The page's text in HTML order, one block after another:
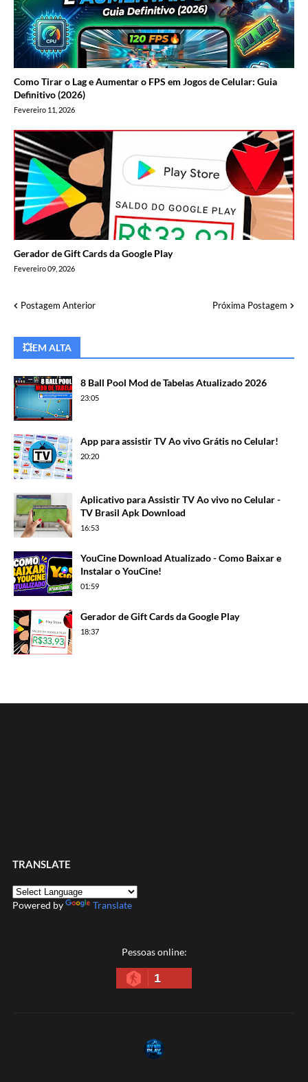
Como Tirar o Lag e Aumentar o FPS em Jogos de Celular: Guia
Definitivo (2026)
Fevereiro 11, 2026
Gerador de Gift Cards da Google Play
Fevereiro 09, 2026
Postagem Anterior Próxima Postagem
💥EM ALTA
8 Ball Pool Mod de Tabelas Atualizado 2026
23:05
App para assistir TV Ao vivo Grátis no Celular!
20:20
Aplicativo para Assistir TV Ao vivo no Celular -
TV Brasil Apk Download
16:53
YouCine Download Atualizado - Como Baixar e
Instalar o YouCine!
01:59
Gerador de Gift Cards da Google Play
18:37
TRANSLATE
Powered by Translate
Pessoas online:
1